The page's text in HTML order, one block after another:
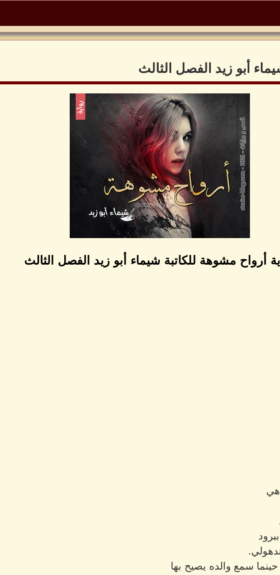
أبو زيد الفصل الثالث
أرواح مشوهة للكاتبة شيماء أبو زيد الفصل الثالث
سمع والده يصيح بها